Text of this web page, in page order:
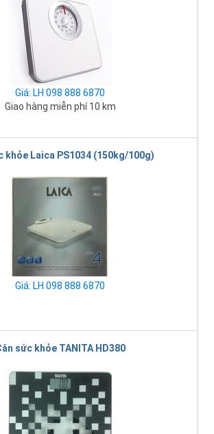
Giá: LH 098 888 6870
Giao hàng miễn phí 10 km
khỏe Laica PS1034 (150kg/100g)
Giá: LH 098 888 6870
sức khỏe TANITA HD380